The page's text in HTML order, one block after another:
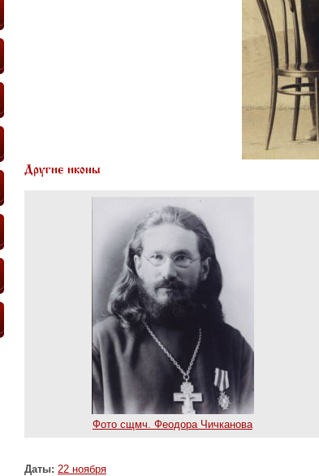
Другие иконы
Фото сщмч. Феодора Чичканова
Даты: 22 ноября